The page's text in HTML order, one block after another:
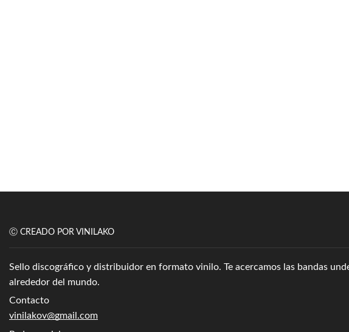
Ⓒ CREADO POR VINILAKO
Sello discográfico y distribuidor en formato vinilo. Te acercamos las bandas
alrededor del mundo.
Contacto
vinilakov@gmail.com